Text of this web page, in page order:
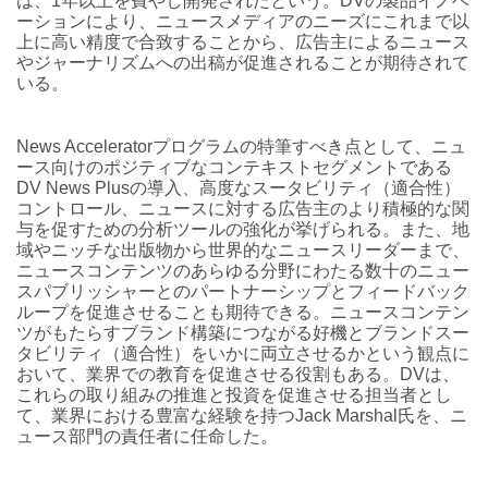
ーションにより、ニュースメディアのニーズにこれまで以
上に高い精度で合致することから、広告主によるニュース
やジャーナリズムへの出稿が促進されることが期待されて
いる。
News Acceleratorプログラムの特筆すべき点として、ニュ
ース向けのポジティブなコンテキストセグメントである
DV News Plusの導入、高度なスータビリティ（適合性）
コントロール、ニュースに対する広告主のより積極的な関
与を促すための分析ツールの強化が挙げられる。また、地
域やニッチな出版物から世界的なニュースリーダーまで、
ニュースコンテンツのあらゆる分野にわたる数十のニュー
スパブリッシャーとのパートナーシップとフィードバック
ループを促進させることも期待できる。ニュースコンテン
ツがもたらすブランド構築につながる好機とブランドスー
タビリティ（適合性）をいかに両立させるかという観点に
おいて、業界での教育を促進させる役割もある。DVは、
これらの取り組みの推進と投資を促進させる担当者とし
て、業界における豊富な経験を持つJack Marshal氏を、ニ
ュース部門の責任者に任命した。